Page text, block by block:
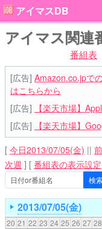
アイマスDB
アイマス関連
番組表
[広告] Amazon.co.jpで
はこちらから
[広告]
【楽天市場】
[広告]
【楽天市場】
[ 今日2013/07/05(金) ||
次週 ] [ 番組表の表示設定
2013/07/05(金)
20 21 22 23 24 25 26 27 28